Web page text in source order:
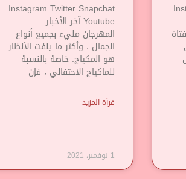
Instagram Twitter Snapchat
Youtube آخر الأخبار :
المهرجان مليء بجميع أنواع
الجمال ، وأكثر ما يلفت الأنظار
هو المكياج. خاصة بالنسبة
للماكياج الاحتفالي ، فإن
قرأة المزيد
1 نوفمبر، 2021